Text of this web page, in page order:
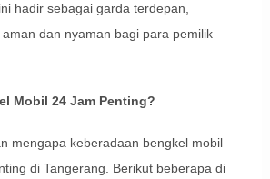
hadir sebagai garda terdepan,
dan nyaman bagi para pemilik
Mobil 24 Jam Penting?
mengapa keberadaan bengkel mobil
di Tangerang. Berikut beberapa di